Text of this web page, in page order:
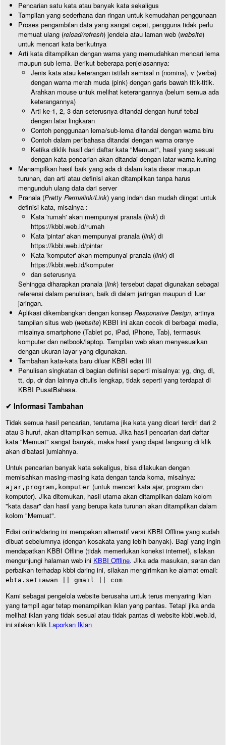
Pencarian satu kata atau banyak kata sekaligus
Tampilan yang sederhana dan ringan untuk kemudahan penggunaan
Proses pengambilan data yang sangat cepat, pengguna tidak perlu
memuat ulang (reload/refresh) jendela atau laman web (website)
untuk mencari kata berikutnya
Arti kata ditampilkan dengan warna yang memudahkan mencari lema
maupun sub lema. Berikut beberapa penjelasannya:
Jenis kata atau keterangan istilah semisal n (nomina), v (verba)
dengan warna merah muda (pink) dengan garis bawah titik-titik.
Arahkan mouse untuk melihat keterangannya (belum semua ada
keterangannya)
Arti ke-1, 2, 3 dan seterusnya ditandai dengan huruf tebal
dengan latar lingkaran
Contoh penggunaan lema/sub-lema ditandai dengan warna biru
Contoh dalam peribahasa ditandai dengan warna oranye
Ketika diklik hasil dari daftar kata "Memuat", hasil yang sesuai
dengan kata pencarian akan ditandai dengan latar warna kuning
Menampilkan hasil baik yang ada di dalam kata dasar maupun
turunan, dan arti atau definisi akan ditampilkan tanpa harus
mengunduh ulang data dari server
Pranala (Pretty Permalink/Link) yang indah dan mudah diingat untuk
definisi kata, misalnya :
Kata 'rumah' akan mempunyai pranala (link) di
https://kbbi.web.id/rumah
Kata 'pintar' akan mempunyai pranala (link) di
https://kbbi.web.id/pintar
Kata 'komputer' akan mempunyai pranala (link) di
https://kbbi.web.id/komputer
dan seterusnya
Sehingga diharapkan pranala (link) tersebut dapat digunakan sebagai
referensi dalam penulisan, baik di dalam jaringan maupun di luar
jaringan.
Aplikasi dikembangkan dengan konsep Responsive Design, artinya
tampilan situs web (website) KBBI ini akan cocok di berbagai media,
misalnya smartphone (Tablet pc, iPad, iPhone, Tab), termasuk
komputer dan netbook/laptop. Tampilan web akan menyesuaikan
dengan ukuran layar yang digunakan.
Tambahan kata-kata baru diluar KBBI edisi III
Penulisan singkatan di bagian definisi seperti misalnya: yg, dng, dl,
tt, dp, dr dan lainnya ditulis lengkap, tidak seperti yang terdapat di
KBBI PusatBahasa.
✔ Informasi Tambahan
Tidak semua hasil pencarian, terutama jika kata yang dicari terdiri dari 2
atau 3 huruf, akan ditampilkan semua. Jika hasil pencarian dari daftar
kata "Memuat" sangat banyak, maka hasil yang dapat langsung di klik
akan dibatasi jumlahnya.
Untuk pencarian banyak kata sekaligus, bisa dilakukan dengan
memisahkan masing-masing kata dengan tanda koma, misalnya:
ajar,program,komputer (untuk mencari kata ajar, program dan
komputer). Jika ditemukan, hasil utama akan ditampilkan dalam kolom
"kata dasar" dan hasil yang berupa kata turunan akan ditampilkan dalam
kolom "Memuat".
Edisi online/daring ini merupakan alternatif versi KBBI Offline yang sudah
dibuat sebelumnya (dengan kosakata yang lebih banyak). Bagi yang ingin
mendapatkan KBBI Offline (tidak memerlukan koneksi internet), silakan
mengunjungi halaman web ini KBBI Offline. Jika ada masukan, saran dan
perbaikan terhadap kbbi daring ini, silakan mengirimkan ke alamat email:
ebta.setiawan || gmail || com
Kami sebagai pengelola website berusaha untuk terus menyaring iklan
yang tampil agar tetap menampilkan iklan yang pantas. Tetapi jika anda
melihat iklan yang tidak sesuai atau tidak pantas di website kbbi.web.id,
ini silakan klik Laporkan Iklan